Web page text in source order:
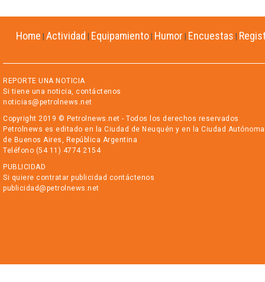
Home Actividad Equipamiento Humor Encuestas
REPORTE UNA NOTICIA
Si tiene una noticia, contáctenos
noticias@petrolnews.net
Copyright 2019 © Petrolnews.net - Todos los derechos reservados
Petrolnews es editado en la Ciudad de Neuquén y en la Ciudad Autónoma
de Buenos Aires, República Argentina
Teléfono (54 11) 4774 2154
PUBLICIDAD
Si quiere contratar publicidad contáctenos
publicidad@petrolnews.net